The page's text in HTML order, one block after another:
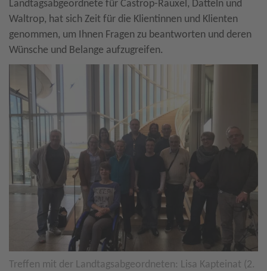
Landtagsabgeordnete für Castrop-Rauxel, Datteln und
Waltrop, hat sich Zeit für die Klientinnen und Klienten
genommen, um Ihnen Fragen zu beantworten und deren
Wünsche und Belange aufzugreifen.
Treffen mit der Landtagsabgeordneten: Lisa Kapteinat (2.